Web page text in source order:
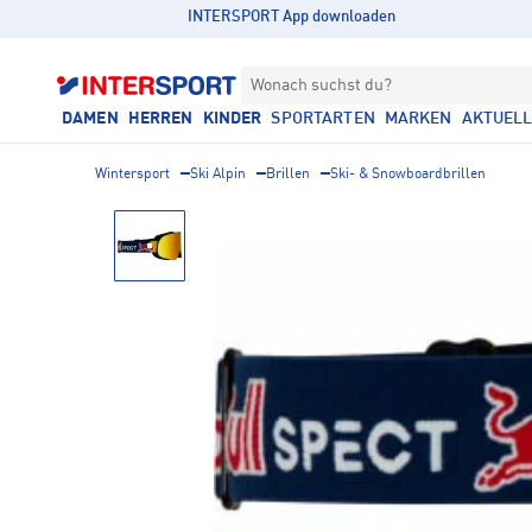
INTERSPORT App downloaden
Wonach suchst du?
DAMEN
HERREN KINDER SPORTARTEN MARKEN
Wintersport Ski Alpin Brillen Ski- & Snowboardbrillen